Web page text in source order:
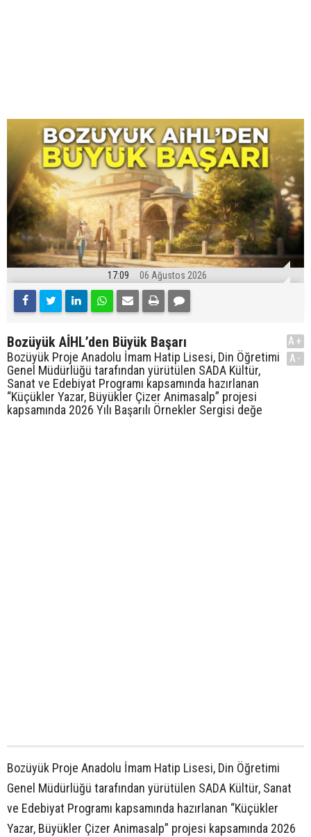
17:09 06 Ağustos 2026
Bozüyük AİHL’den Büyük Başarı
Bozüyük Proje Anadolu İmam Hatip Lisesi, Din Öğretimi
Genel Müdürlüğü tarafından yürütülen SADA Kültür,
Sanat ve Edebiyat Programı kapsamında hazırlanan
“Küçükler Yazar, Büyükler Çizer Animasalp” projesi
kapsamında 2026 Yılı Başarılı Örnekler Sergisi değe
A+
A-
Bozüyük Proje Anadolu İmam Hatip Lisesi, Din Öğretimi
Genel Müdürlüğü tarafından yürütülen SADA Kültür, Sanat
ve Edebiyat Programı kapsamında hazırlanan “Küçükler
Yazar, Büyükler Çizer Animasalp” projesi kapsamında 2026